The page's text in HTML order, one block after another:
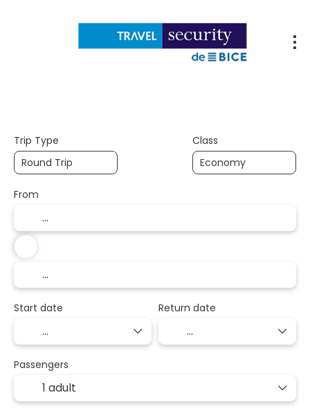
Trip Type Class
From
To
Start date Return date
Passengers
1 adult